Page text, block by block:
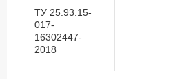
ТУ 25.93.15-
017-
16302447-
2018